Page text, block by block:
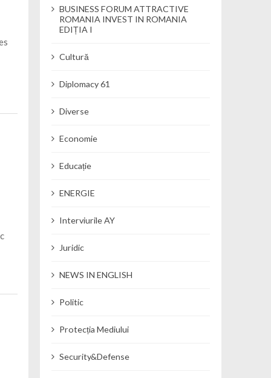
BUSINESS FORUM ATTRACTIVE
ROMANIA INVEST IN ROMANIA
EDIȚIA I
Cultură
Diplomacy 61
Diverse
Economie
Educație
ENERGIE
Interviurile AY
Juridic
NEWS IN ENGLISH
Politic
Protecția Mediului
Security&Defense